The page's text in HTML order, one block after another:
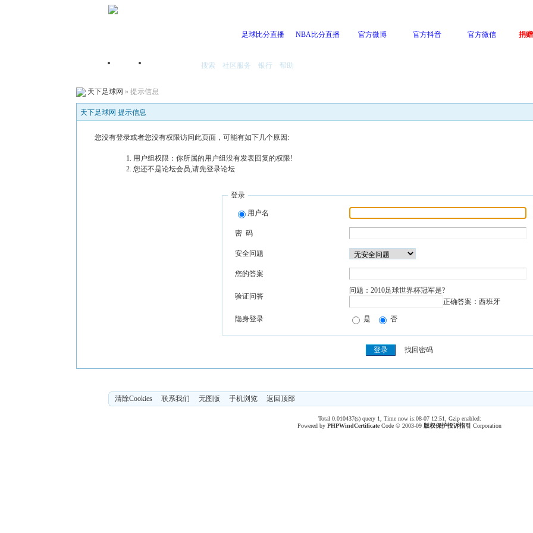
足球比分直播 NBA比分直播 官方微博 官方抖音 官方微信 捐
首页 搜索 社区服务 银行 帮助
天下足球网 » 提示信息
天下足球网 提示信息
您没有登录或者您没有权限访问此页面，可能有如下几个原因:
用户组权限：你所属的用户组没有发表回复的权限!
您还不是论坛会员,请先登录论坛
登录
用户名
密 码
安全问题
您的答案
验证问答
问题：2010足球世界杯冠军是?
正确答案：西班牙
隐身登录 是 否
找回密码
清除Cookies 联系我们 无图版 手机浏览 返回顶部
Total 0.010437(s) query 1, Time now is:08-07 12:51, Gzip enabled:
Powered byPHPWindCertificate Code © 2003-09版权保护投诉指引 Corporation